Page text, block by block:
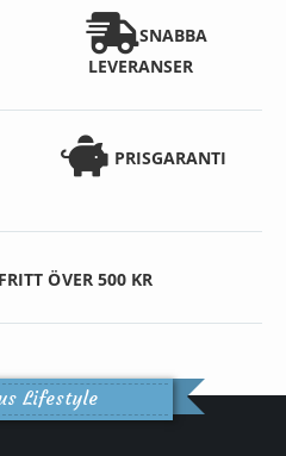
SNABBA
LEVERANSER
PRISGARANTI
ÖVER 500 KR
Lifestyle